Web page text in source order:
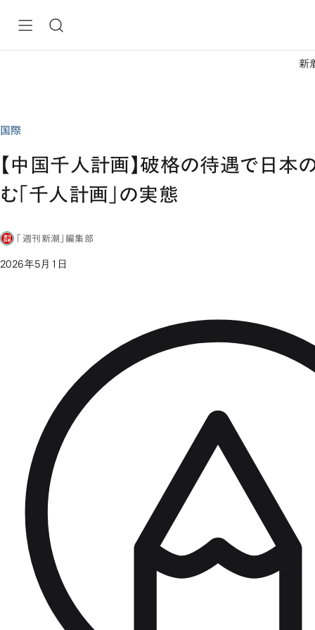
新
国際
【中国千人計画】破格の待遇で日本
む「千人計画」の実態
「週刊新潮」編集部
2026年5月1日